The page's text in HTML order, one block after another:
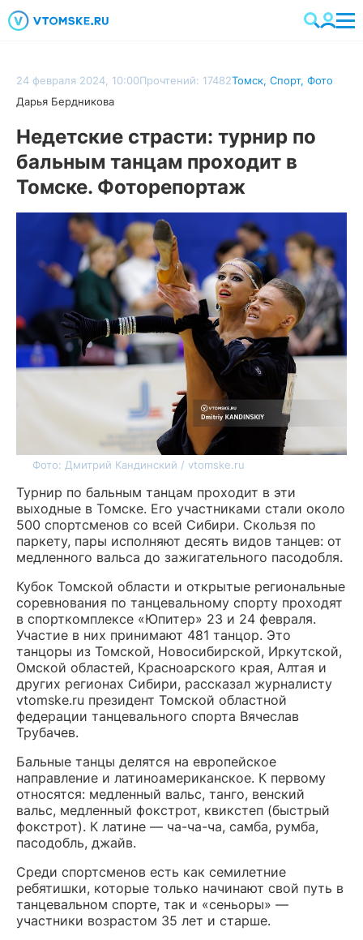
24 февраля 2024, 10:00Прочтений: 17482Томск, Спорт, Фото
Дарья Бердникова
Недетские страсти: турнир по
бальным танцам проходит в
Томске. Фоторепортаж
Фото: Дмитрий Кандинский / vtomske.ru
Турнир по бальным танцам проходит в эти
выходные в Томске. Его участниками стали около
500 спортсменов со всей Сибири. Скользя по
паркету, пары исполняют десять видов танцев: от
медленного вальса до зажигательного пасодобля.
Кубок Томской области и открытые региональные
соревнования по танцевальному спорту проходят
в спорткомплексе «Юпитер» 23 и 24 февраля.
Участие в них принимают 481 танцор. Это
танцоры из Томской, Новосибирской, Иркутской,
Омской областей, Красноарского края, Алтая и
других регионах Сибири, рассказал журналисту
vtomske.ru президент Томской областной
федерации танцевального спорта Вячеслав
Трубачев.
Бальные танцы делятся на европейское
направление и латиноамериканское. К первому
относятся: медленный вальс, танго, венский
вальс, медленный фокстрот, квикстеп (быстрый
фокстрот). К латине — ча-ча-ча, самба, румба,
пасодобль, джайв.
Среди спортсменов есть как семилетние
ребятишки, которые только начинают свой путь в
танцевальном спорте, так и «сеньоры» —
участники возрастом 35 лет и старше.